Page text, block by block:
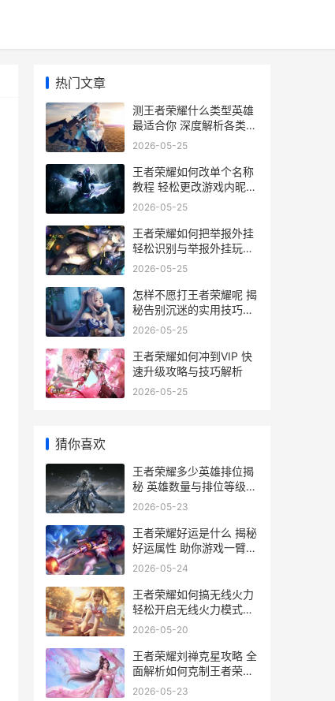
热门文章
测王者荣耀什么类型英雄
最适合你 深度解析各类英
雄性能与玩法
2026-05-25
王者荣耀如何改单个名称
教程 轻松更改游戏内昵称
全攻略
2026-05-25
王者荣耀如何把举报外挂
轻松识别与举报外挂玩家
的实用指南
2026-05-25
怎样不愿打王者荣耀呢 揭
秘告别沉迷的实用技巧与
建议
2026-05-25
王者荣耀如何冲到VIP 快
速升级攻略与技巧解析
2026-05-25
猜你喜欢
王者荣耀多少英雄排位揭
秘 英雄数量与排位等级深
度解析
2026-05-23
王者荣耀好运是什么 揭秘
好运属性 助你游戏一臂之
力
2026-05-24
王者荣耀如何搞无线火力
轻松开启无线火力模式的
攻略全解析
2026-05-20
王者荣耀刘禅克星攻略 全
面解析如何克制王者荣耀
的刘禅
2026-05-23